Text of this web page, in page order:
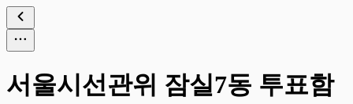
서울시선관위 잠실7동 투표함